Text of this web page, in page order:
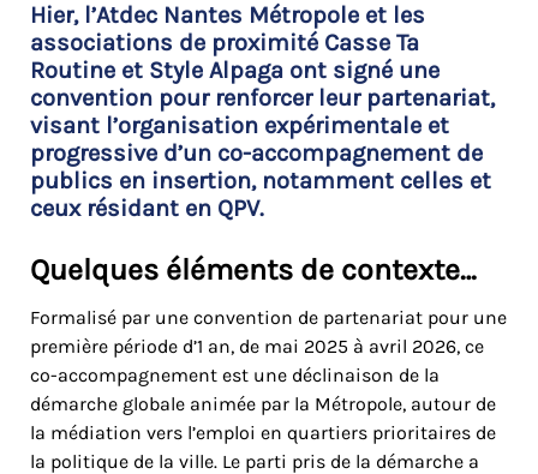
Hier, l’Atdec Nantes Métropole et les
associations de proximité Casse Ta
Routine et Style Alpaga ont signé une
convention pour renforcer leur partenariat,
visant l’organisation expérimentale et
progressive d’un co-accompagnement de
publics en insertion, notamment celles et
ceux résidant en QPV.
Quelques éléments de contexte…
Formalisé par une convention de partenariat pour une
première période d’1 an, de mai 2025 à avril 2026, ce
co-accompagnement est une déclinaison de la
démarche globale animée par la Métropole, autour de
la médiation vers l’emploi en quartiers prioritaires de
la politique de la ville. Le parti pris de la démarche a